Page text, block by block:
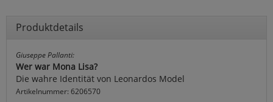
Produktdetails
Giuseppe Pallanti:
Wer war Mona Lisa?
Die wahre Identität von Leonardos Model
Artikelnummer: 6206570